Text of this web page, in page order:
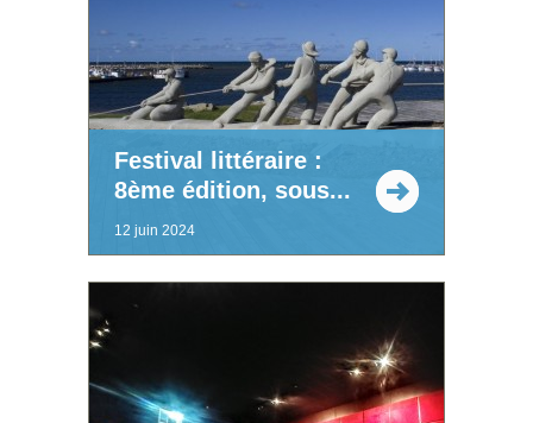
Festival littéraire :
8ème édition, sous...
12 juin 2024